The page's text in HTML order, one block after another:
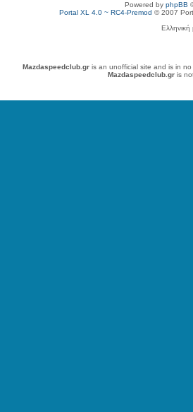
Powered by phpBB
Portal XL 4.0 ~ RC4-Premod © 2007
Mazdaspeedclub.gr is an unofficial site and is in
Mazdaspeedclub.gr is